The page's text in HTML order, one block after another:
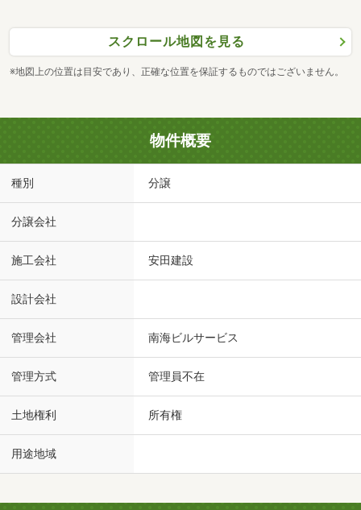
スクロール地図を見る
※地図上の位置は目安であり、正確な位置を保証するものではございません。
物件概要
種別 分譲
分譲会社
施工会社 安田建設
設計会社
管理会社 南海ビルサービス
管理方式 管理員不在
土地権利 所有権
用途地域